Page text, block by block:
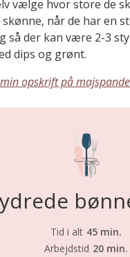
vælge hvor store de
skønne, når de har en
så der kan være 2-3
dips og grønt.
min opskrift på
Tid i alt 45 min.
Arbejdstid 20 min.